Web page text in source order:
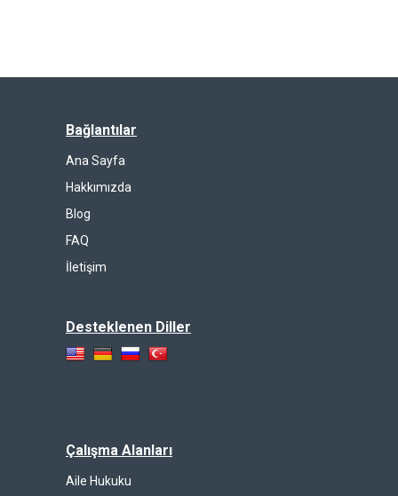
Bağlantılar
Ana Sayfa
Hakkımızda
Blog
FAQ
İletişim
Desteklenen Diller
Çalışma Alanları
Aile Hukuku